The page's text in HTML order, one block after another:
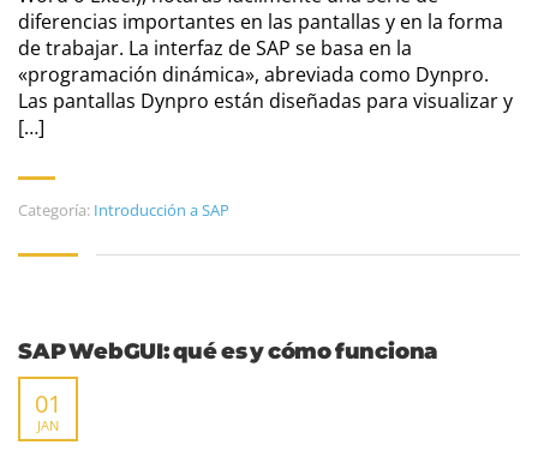
diferencias importantes en las pantallas y en la forma
de trabajar. La interfaz de SAP se basa en la
«programación dinámica», abreviada como Dynpro.
Las pantallas Dynpro están diseñadas para visualizar y
[…]
Categoría: Introducción a SAP
SAP WebGUI: qué es y cómo funciona
01
JAN